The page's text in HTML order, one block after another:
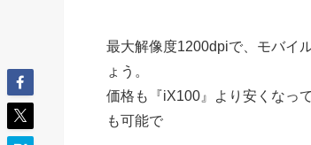
最大解像度1200dpiで、モバイ
ょう。
価格も『iX100』より安くなっ
も可能で